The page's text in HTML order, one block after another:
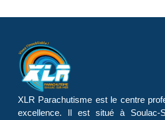
XLR Parachutisme est le centre
excellence. Il est situé à Soulac-